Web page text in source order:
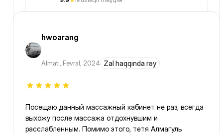
hwoarang
Almatı, Fevral, 2024 Zal haqqında rəy
Посещаю данный массажный кабинет не раз, всегда
выхожу после массажа отдохнувшим и
расслабленным. Помимо этого, тетя Алмагуль